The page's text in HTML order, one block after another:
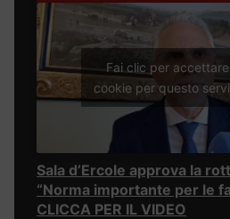
Fai clic per
cookie per questo
Sala d’Ercole approva la
“Norma importante per le
CLICCA PER IL VIDEO